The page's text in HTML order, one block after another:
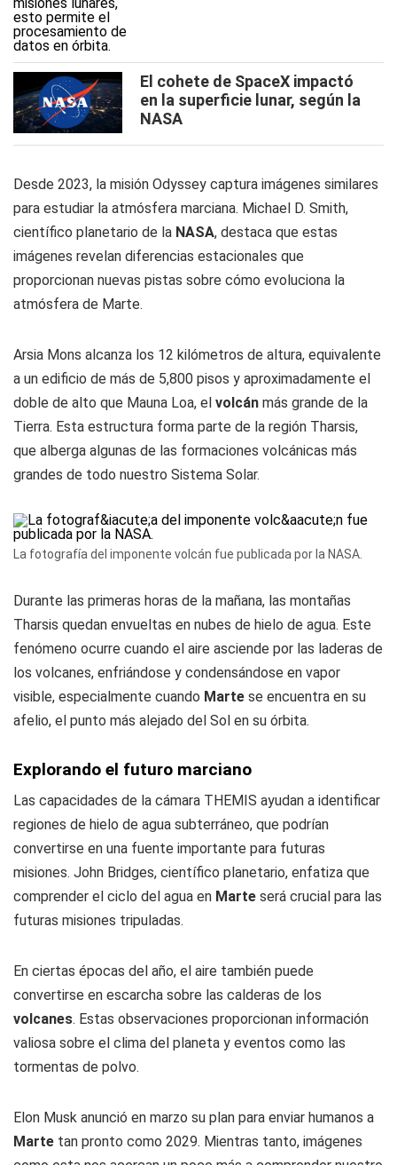
El cohete de SpaceX impactó
en la superficie lunar, según la
NASA
Desde 2023, la misión Odyssey captura imágenes similares
para estudiar la atmósfera marciana. Michael D. Smith,
científico planetario de la NASA, destaca que estas
imágenes revelan diferencias estacionales que
proporcionan nuevas pistas sobre cómo evoluciona la
atmósfera de Marte.
Arsia Mons alcanza los 12 kilómetros de altura, equivalente
a un edificio de más de 5,800 pisos y aproximadamente el
doble de alto que Mauna Loa, el volcán más grande de la
Tierra. Esta estructura forma parte de la región Tharsis,
que alberga algunas de las formaciones volcánicas más
grandes de todo nuestro Sistema Solar.
La fotografía del imponente volcán fue publicada por la NASA.
Durante las primeras horas de la mañana, las montañas
Tharsis quedan envueltas en nubes de hielo de agua. Este
fenómeno ocurre cuando el aire asciende por las laderas de
los volcanes, enfriándose y condensándose en vapor
visible, especialmente cuando Marte se encuentra en su
afelio, el punto más alejado del Sol en su órbita.
Explorando el futuro marciano
Las capacidades de la cámara THEMIS ayudan a identificar
regiones de hielo de agua subterráneo, que podrían
convertirse en una fuente importante para futuras
misiones. John Bridges, científico planetario, enfatiza que
comprender el ciclo del agua en Marte será crucial para las
futuras misiones tripuladas.
En ciertas épocas del año, el aire también puede
convertirse en escarcha sobre las calderas de los
volcanes. Estas observaciones proporcionan información
valiosa sobre el clima del planeta y eventos como las
tormentas de polvo.
Elon Musk anunció en marzo su plan para enviar humanos a
Marte tan pronto como 2029. Mientras tanto, imágenes